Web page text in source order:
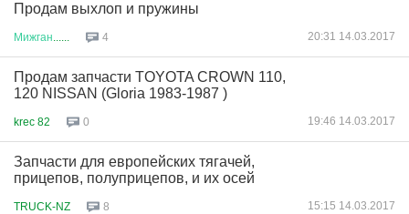
Продам выхлоп и пружины
Мижган 4 20:31 14.03.2017
Продам запчасти TOYOTA CROWN 110,
120 NISSAN (Gloria 1983-1987 )
krec 82 0 19:46 14.03.2017
Запчасти для европейских тягачей,
прицепов, полуприцепов, и их осей
TRUCK-NZ 8 15:15 14.03.2017